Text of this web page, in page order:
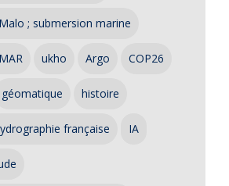
; submersion marine
ukho Argo COP26
géomatique histoire
française IA